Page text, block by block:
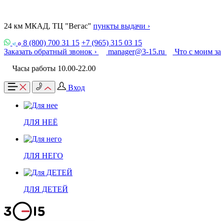
24 км МКАД, ТЦ "Вегас" пункты выдачи ›
8 (800) 700 31 15 +7 (965) 315 03 15
Заказать обратный звонок ›
manager@3-15.ru
Что с моим
Часы работы 10.00-22.00
Вход
ДЛЯ НЕЁ
ДЛЯ НЕГО
ДЛЯ ДЕТЕЙ